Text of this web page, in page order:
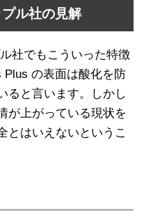
ル社の見解
社でもこういった特徴
Plus の表面は酸化を防
ると言います。しかし
が上がっている現状を
とはいえないというこ